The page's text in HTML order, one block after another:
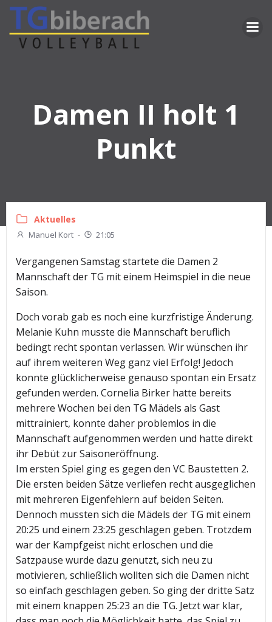
Inhalt
springen
Damen II holt 1
Punkt
Aktuelles
Manuel Kort - 21:05
Vergangenen Samstag startete die Damen 2
Mannschaft der TG mit einem Heimspiel in die neue
Saison.
Doch vorab gab es noch eine kurzfristige Änderung.
Melanie Kuhn musste die Mannschaft beruflich
bedingt recht spontan verlassen. Wir wünschen ihr
auf ihrem weiteren Weg ganz viel Erfolg! Jedoch
konnte glücklicherweise genauso spontan ein Ersatz
gefunden werden. Cornelia Birker hatte bereits
mehrere Wochen bei den TG Mädels als Gast
mittrainiert, konnte daher problemlos in die
Mannschaft aufgenommen werden und hatte direkt
ihr Debüt zur Saisoneröffnung.
Im ersten Spiel ging es gegen den VC Baustetten 2.
Die ersten beiden Sätze verliefen recht ausgeglichen
mit mehreren Eigenfehlern auf beiden Seiten.
Dennoch mussten sich die Mädels der TG mit einem
20:25 und einem 23:25 geschlagen geben. Trotzdem
war der Kampfgeist nicht erloschen und die
Satzpause wurde dazu genutzt, sich neu zu
motivieren, schließlich wollten sich die Damen nicht
so einfach geschlagen geben. So ging der dritte Satz
mit einem knappen 25:23 an die TG. Jetzt war klar,